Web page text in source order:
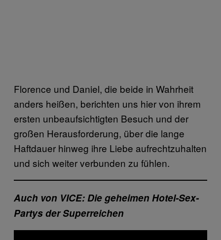
Florence und Daniel, die beide in Wahrheit
anders heißen, berichten uns hier von ihrem
ersten unbeaufsichtigten Besuch und der
großen Herausforderung, über die lange
Haftdauer hinweg ihre Liebe aufrechtzuhalten
und sich weiter verbunden zu fühlen.
Auch von VICE: Die geheimen Hotel-Sex-
Partys der Superreichen